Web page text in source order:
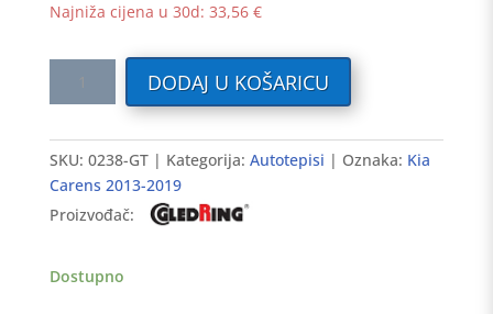
Najniža cijena u 30d: 33,56 €
KIA
Carens
2013-
2019
GledRing
DODAJ U KOŠARICU
SKU: 0238-GT Kategorija: Autotepisi Oznaka: Kia
Carens 2013-2019
Proizvođač:
Dostupno